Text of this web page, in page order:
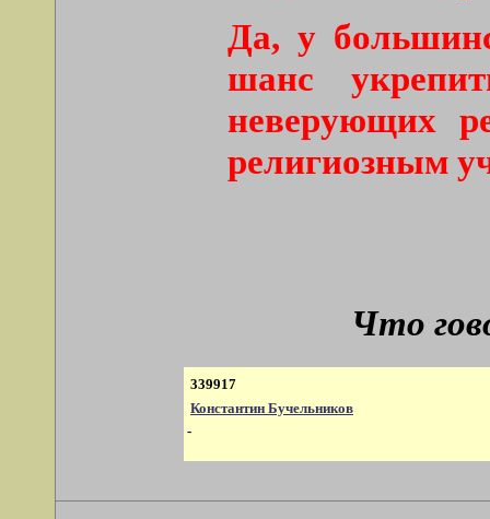
Да, у
шанс
неверующих
религиозным
Что
339917
Константин Бучельников
-